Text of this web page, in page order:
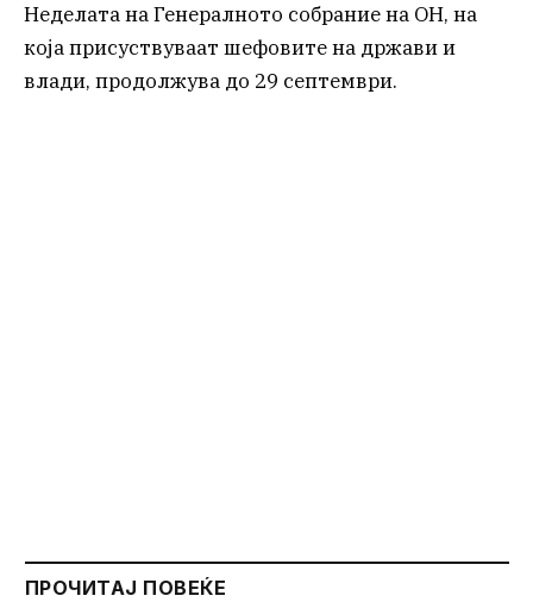
Неделата на Генералното собрание на ОН, на
која присуствуваат шефовите на држави и
влади, продолжува до 29 септември.
ПРОЧИТАЈ ПОВЕЌЕ